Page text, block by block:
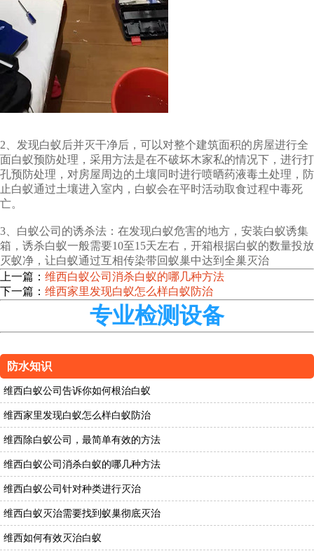
2、发现白蚁后并灭干净后，可以对整个建筑面积的房屋进行全
面白蚁预防处理，采用方法是在不破坏木家私的情况下，进行打
孔预防处理，对房屋周边的土壤同时进行喷晒药液毒土处理，防
止白蚁通过土壤进入室内，白蚁会在平时活动取食过程中毒死
亡。
3、白蚁公司的诱杀法：在发现白蚁危害的地方，安装白蚁诱集
箱，诱杀白蚁一般需要10至15天左右，开箱根据白蚁的数量投放
灭蚁净，让白蚁通过互相传染带回蚁巢中达到全巢灭治
上一篇： 维西白蚁公司消杀白蚁的哪几种方法
下一篇： 维西家里发现白蚁怎么样白蚁防治
专业检测设备
防水知识
维西白蚁公司告诉你如何根治白蚁
维西家里发现白蚁怎么样白蚁防治
维西除白蚁公司，最简单有效的方法
维西白蚁公司消杀白蚁的哪几种方法
维西白蚁公司针对种类进行灭治
维西白蚁灭治需要找到蚁巢彻底灭治
维西如何有效灭治白蚁